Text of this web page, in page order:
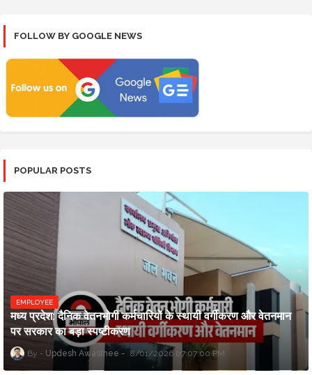
FOLLOW BY GOOGLE NEWS
POPULAR POSTS
EMPLOYEE
मध्य प्रदेश: दैनिक वेतनभोगी कर्मचारियों के स्थायी वर्गीकरण और वेतनमान
पर सरकार का बड़ा स्पष्टीकरण
Updesh Awasthee 8/01/2026 07:07:00 PM